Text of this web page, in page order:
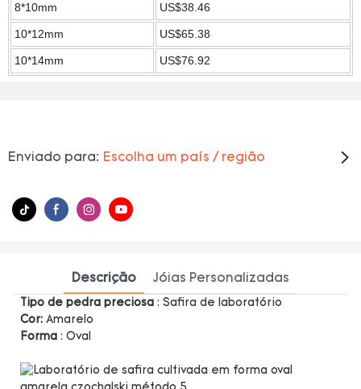
8*10mm US$38.46
10*12mm US$65.38
10*14mm US$76.92
Enviado para: Escolha um país / região
Descrição Jóias Personalizadas
Tipo de pedra preciosa : Safira de laboratório
Cor: Amarelo
Forma : Oval